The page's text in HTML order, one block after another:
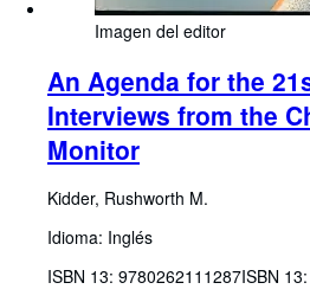
Imagen del editor
An Agenda for the
Interviews from the
Monitor
Kidder, Rushworth M.
Idioma: Inglés
ISBN 13: 9780262111287ISBN